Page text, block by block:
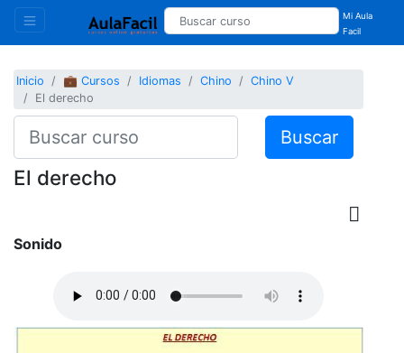
Mi Aula
Facil
Inicio 💼 Cursos Idiomas Chino
Chino V
El derecho
Buscar
El derecho
Sonido